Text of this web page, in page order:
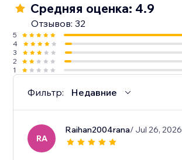
Средняя оценка: 4.9
Отзывов: 32
5
4
3
2
1
Фильтр: Недавние
RA
Raihan2004rana/ Jul 26, 2026